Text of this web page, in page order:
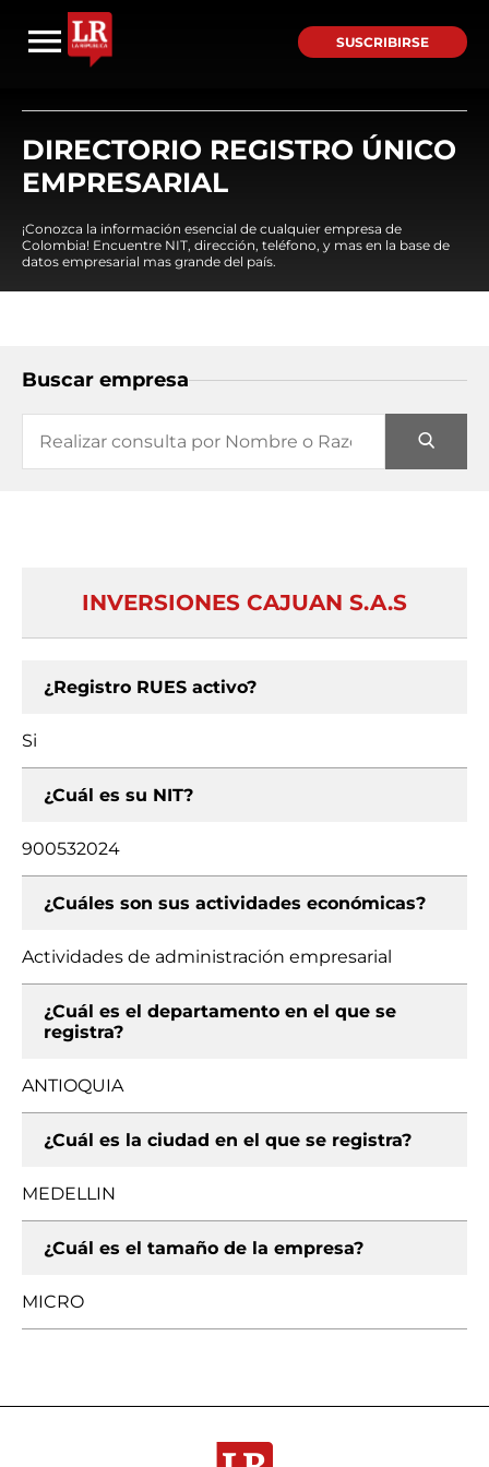
SUSCRIBIRSE
DIRECTORIO REGISTRO ÚNICO
EMPRESARIAL
¡Conozca la información esencial de cualquier empresa de
Colombia! Encuentre NIT, dirección, teléfono, y mas en la base de
datos empresarial mas grande del país.
Buscar empresa
INVERSIONES CAJUAN S.A.S
¿Registro RUES activo?
Si
¿Cuál es su NIT?
900532024
¿Cuáles son sus actividades económicas?
Actividades de administración empresarial
¿Cuál es el departamento en el que se
registra?
ANTIOQUIA
¿Cuál es la ciudad en el que se registra?
MEDELLIN
¿Cuál es el tamaño de la empresa?
MICRO